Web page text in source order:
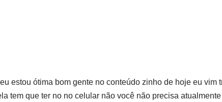
estou ótima bom gente no conteúdo zinho de hoje eu vim
tem que ter no no celular não você não precisa